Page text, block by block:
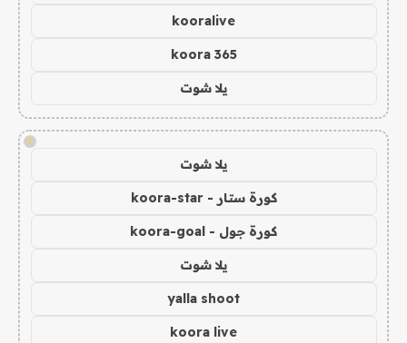
kooralive
koora 365
يلا شوت
!
يلا شوت
كورة ستار - koora-star
كورة جول - koora-goal
يلا شوت
yalla shoot
koora live